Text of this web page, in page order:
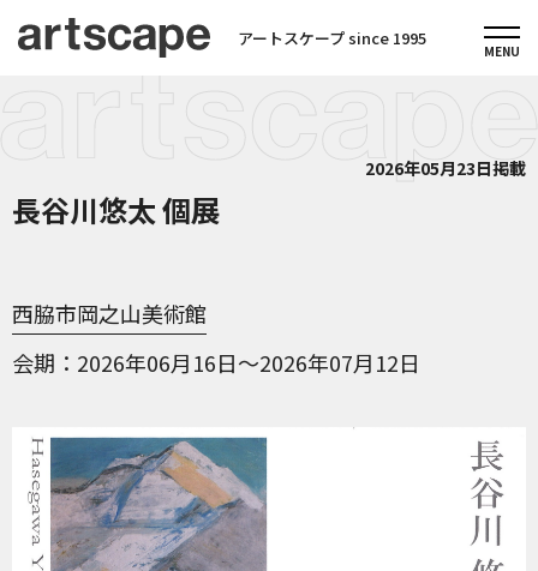
アートスケープ since 1995
2026年05月23日掲載
長谷川悠太 個展
西脇市岡之山美術館
会期
2026年06月16日～2026年07月12日